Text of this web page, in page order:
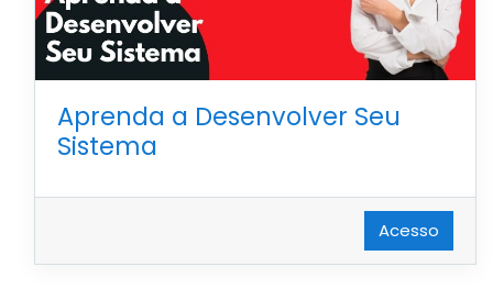
Aprenda a Desenvolver Seu
Sistema
Acesso